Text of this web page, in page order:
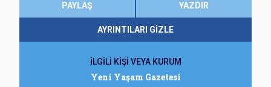
PAYLAŞ YAZDIR
AYRINTILARI GİZLE
İLGİLİ KİŞİ VEYA KURUM
Yeni Yaşam Gazetesi